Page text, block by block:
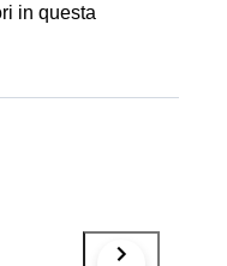
in questa